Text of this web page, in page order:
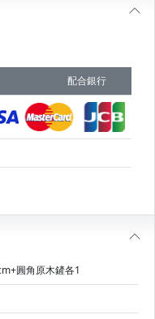
配合銀行
圓角原木鏟各1